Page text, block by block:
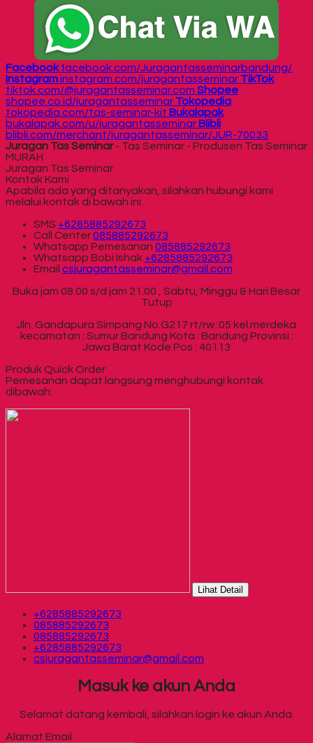
Facebook facebook.com/Juragantasseminarbandung/
Instagraminstagram.com/juragantasseminar TikTok
tiktok.com/@juragantasseminar.com Shopee
shopee.co.id/juragantasseminar Tokopedia
tokopedia.com/tas-seminar-kit Bukalapak
bukalapak.com/u/juragantasseminarBlibli
blibli.com/merchant/juragantasseminar/JUR-70033
Juragan Tas Seminar- Tas Seminar - Produsen Tas Seminar
MURAH
Juragan Tas Seminar
Kontak Kami
Apabila ada yang ditanyakan, silahkan hubungi kami
melalui kontak di bawah ini.
SMS +6285885292673
Call Center085885292673
Whatsapp Pemesanan 085885292673
Whatsapp Bobi Ishak +6285885292673
Email csjuragantasseminar@gmail.com
Buka jam 08.00 s/d jam 21.00 , Sabtu, Minggu & Hari Besar
Tutup
Jln. Gandapura Simpang No.G217 rt/rw :05 kel.merdeka
kecamatan : Sumur Bandung Kota : Bandung Provinsi :
Jawa Barat Kode Pos : 40113
Produk Quick Order
Pemesanan dapat langsung menghubungi kontak
dibawah:
Lihat Detail
+6285885292673
085885292673
085885292673
+6285885292673
csjuragantasseminar@gmail.com
Masuk ke akun Anda
Selamat datang kembali, silahkan login ke akun Anda.
Alamat Email